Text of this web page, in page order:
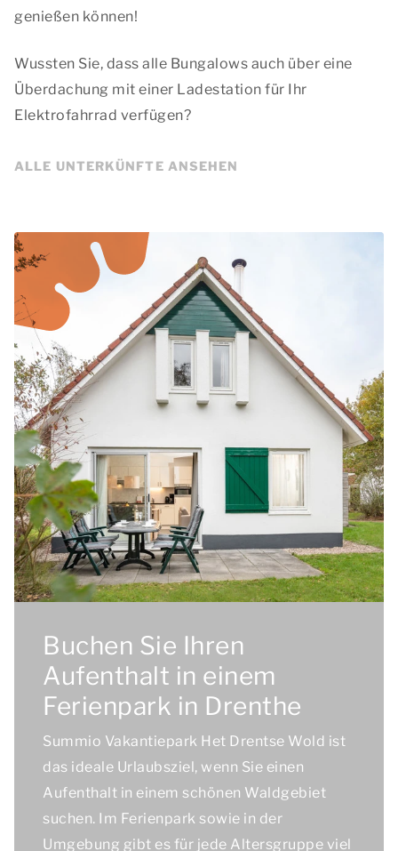
genießen können!
Wussten Sie, dass alle Bungalows auch über eine
Überdachung mit einer Ladestation für Ihr
Elektrofahrrad verfügen?
ALLE UNTERKÜNFTE ANSEHEN
Buchen Sie Ihren
Aufenthalt in einem
Ferienpark in Drenthe
Summio Vakantiepark Het Drentse Wold ist
das ideale Urlaubsziel, wenn Sie einen
Aufenthalt in einem schönen Waldgebiet
suchen. Im Ferienpark sowie in der
Umgebung gibt es für jede Altersgruppe viel